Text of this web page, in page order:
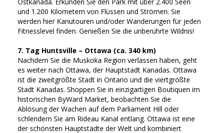
und 1.200 Kilometern von Flüssen und Strömen. Sie
werden hier Kanutouren und/oder Wanderungen für jeden
Fitnesslevel finden. Genießen Sie die unberührte Wildnis!
7. Tag Huntsville – Ottawa (ca. 340 km)
Nachdem Sie die Muskoka Region verlassen haben, geht
es weiter nach Ottawa, der Hauptstadt Kanadas. Ottawa
ist die zweitgrößte Stadt in Ontario und die viertgrößte
Stadt Kanadas. Shoppen Sie in einzigartigen Boutiquen im
historischen ByWard Market, beobachten Sie die
Ablösung der Wachen auf dem Parliament Hill oder
schlendern Sie am Rideau Kanal entlang. Ottawa ist eine
der schönsten Hauptstädte der Welt und kombiniert